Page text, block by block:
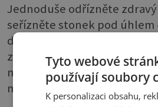
Jednoduše odřízněte
seřízněte stonek pod úhlem
do sklenice s vodou. Až se
zasaďte ho. Nebo list rovnou
malého květináče
musí být vlhká.
Tyto webové
používají soubory
K personalizaci obsahu,